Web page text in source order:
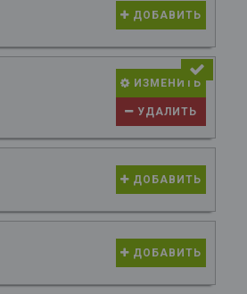
ДОБАВИТЬ
ИЗМЕНИТЬ
УДАЛИТЬ
ДОБАВИТЬ
ДОБАВИТЬ